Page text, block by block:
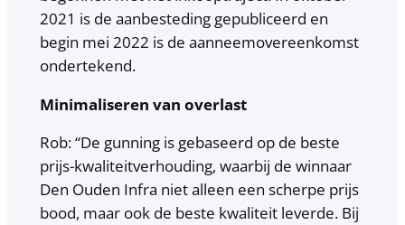
2021 is de aanbesteding gepubliceerd en
begin mei 2022 is de aanneemovereenkomst
ondertekend.
Minimaliseren van overlast
Rob: “De gunning is gebaseerd op de beste
prijs-kwaliteitverhouding, waarbij de winnaar
Den Ouden Infra niet alleen een scherpe prijs
bood, maar ook de beste kwaliteit leverde. Bij